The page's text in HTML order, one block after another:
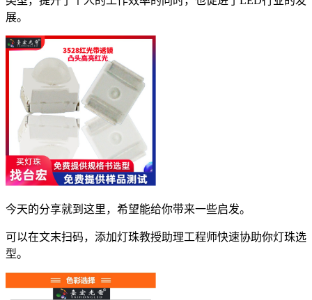
展。
今天的分享就到这里，希望能给你带来一些启发。
可以在文末扫码，添加灯珠教授助理工程师快速协助你灯珠选
型。